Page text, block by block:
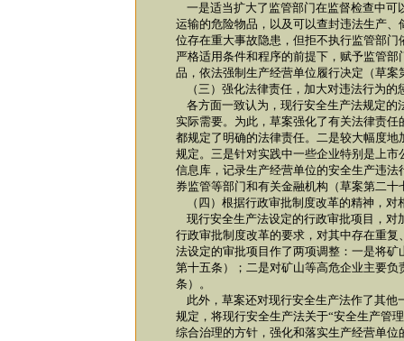
一是适当扩大了监管部门在监督检查中可
运输的危险物品，以及可以查封违法生产
位存在重大事故隐患，但拒不执行监管部
严格适用条件和程序的前提下，赋予监管
品，依法强制生产经营单位履行决定（草案
（三）强化法律责任，加大对违法行为的
各方面一致认为，现行安全生产法规定的
实际需要。为此，草案强化了有关法律责
都规定了明确的法律责任。二是较大幅度
规定。三是针对实践中一些企业特别是上
信息库，记录生产经营单位的安全生产违
券监管等部门和有关金融机构（草案第二十
（四）根据行政审批制度改革的精神，对
现行安全生产法设定的行政审批项目，对
行政审批制度改革的要求，对其中存在重
法设定的审批项目作了两项调整：一是将矿
第十五条）；二是对矿山等高危企业主要
条）。
此外，草案还对现行安全生产法作了其他
规定，将现行安全生产法关于“安全生产管
综合治理的方针，强化和落实生产经营单